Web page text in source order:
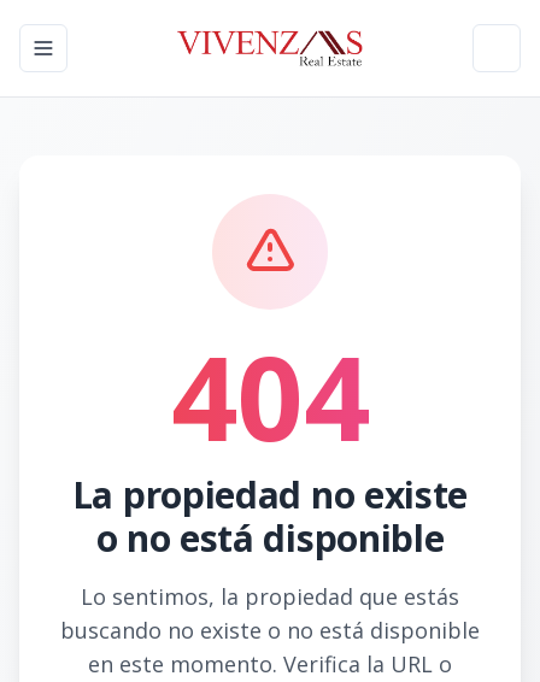
Toggle navigation menu
404
La propiedad no existe
o no está disponible
Lo sentimos, la propiedad que estás
buscando no existe o no está disponible
en este momento. Verifica la URL o